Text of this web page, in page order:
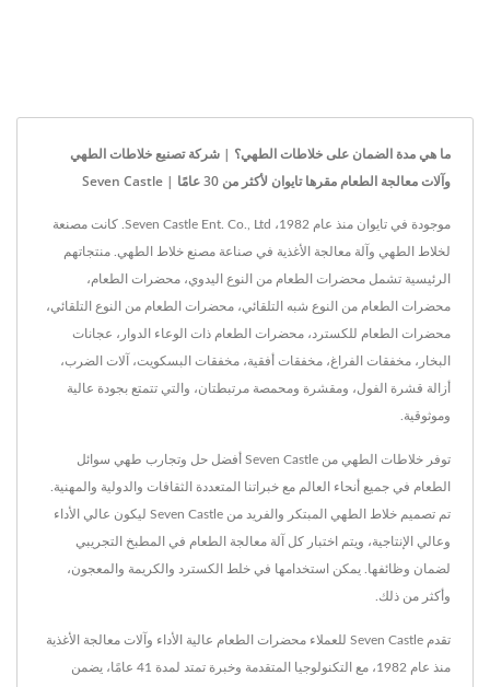
ما هي مدة الضمان على خلاطات الطهي؟ | شركة تصنيع خلاطات الطهي
وآلات معالجة الطعام مقرها تايوان لأكثر من 30 عامًا | Seven Castle
موجودة في تايوان منذ عام 1982، Seven Castle Ent. Co., Ltd. كانت مصنعة
لخلاط الطهي وآلة معالجة الأغذية في صناعة مصنع خلاط الطهي. منتجاتهم
الرئيسية تشمل محضرات الطعام من النوع اليدوي، محضرات الطعام،
محضرات الطعام من النوع شبه التلقائي، محضرات الطعام من النوع التلقائي،
محضرات الطعام للكسترد، محضرات الطعام ذات الوعاء الدوار، عجانات
البخار، مخفقات الفراغ، مخفقات أفقية، مخفقات البسكويت، آلات الضرب،
أزالة قشرة الفول، ومقشرة ومحمصة مرتبطتان، والتي تتمتع بجودة عالية
وموثوقية.
توفر خلاطات الطهي من Seven Castle أفضل حل وتجارب طهي سوائل
الطعام في جميع أنحاء العالم مع خبراتنا المتعددة الثقافات والدولية والمهنية.
تم تصميم خلاط الطهي المبتكر والفريد من Seven Castle ليكون عالي الأداء
وعالي الإنتاجية، ويتم اختبار كل آلة معالجة الطعام في المطبخ التجريبي
لضمان وظائفها. يمكن استخدامها في خلط الكسترد والكريمة والمعجون،
وأكثر من ذلك.
تقدم Seven Castle للعملاء محضرات الطعام عالية الأداء وآلات معالجة الأغذية
منذ عام 1982، مع التكنولوجيا المتقدمة وخبرة تمتد لمدة 41 عامًا، يضمن